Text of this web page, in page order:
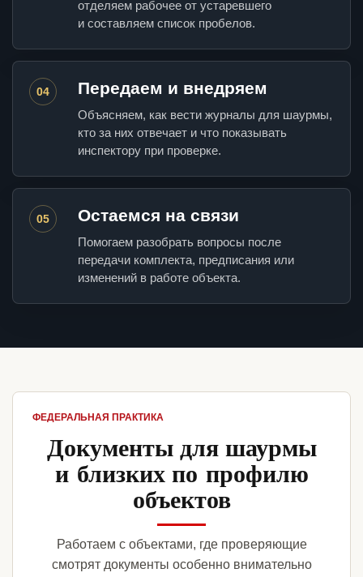
отделяем рабочее от устаревшего
и составляем список пробелов.
04 Передаем и внедряем
Объясняем, как вести журналы для шаурмы,
кто за них отвечает и что показывать
инспектору при проверке.
05 Остаемся на связи
Помогаем разобрать вопросы после
передачи комплекта, предписания или
изменений в работе объекта.
ФЕДЕРАЛЬНАЯ ПРАКТИКА
Документы для шаурмы
и близких по профилю
объектов
Работаем с объектами, где проверяющие
смотрят документы особенно внимательно